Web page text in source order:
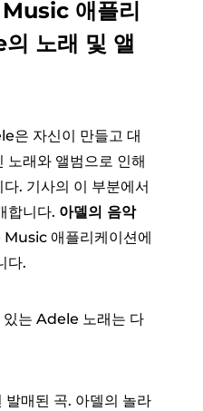
애플리
노래 및 앨
은 자신이 만들고 대
노래와 앨범으로 인해
. 기사의 이 부분에서
합니다. 아델의 음악
애플리케이션에
다.
는 Adele 노래는 다
발매된 곡. 아델의 놀라